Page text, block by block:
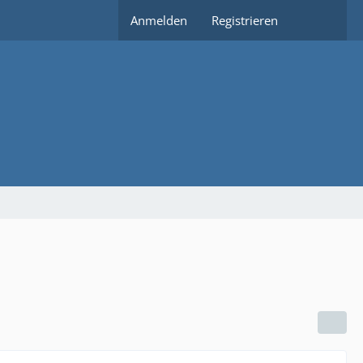
Anmelden Registrieren